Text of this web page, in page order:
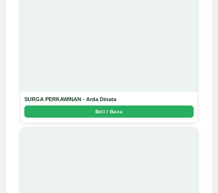
SURGA PERKAWINAN - Arda Dinata
Beli / Baca